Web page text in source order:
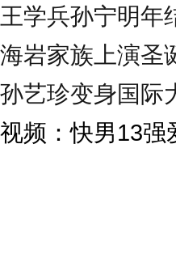
王学兵孙宁明年
海岩家族上演圣
孙艺珍变身国际
视频：快男13强